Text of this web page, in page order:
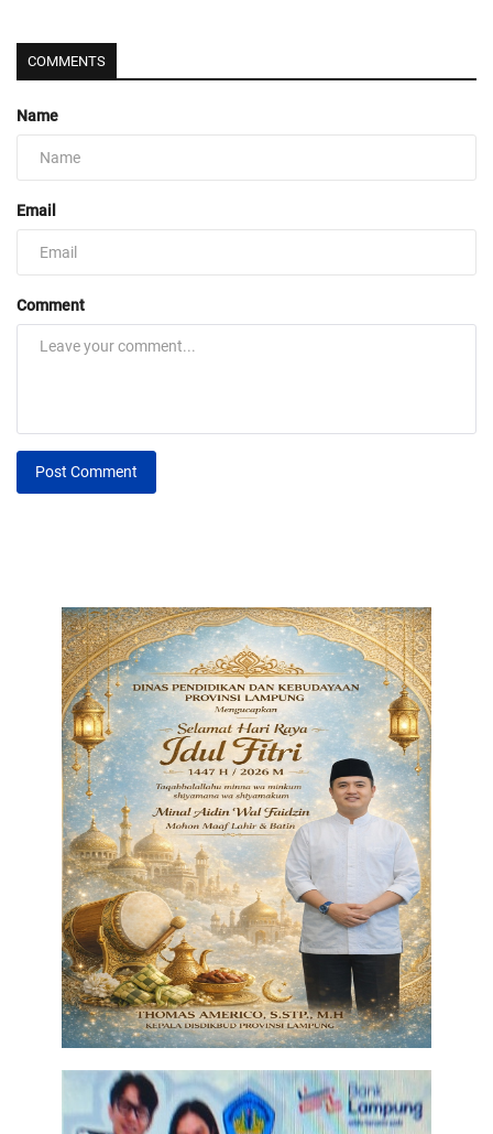
COMMENTS
Name
Email
Comment
Post Comment